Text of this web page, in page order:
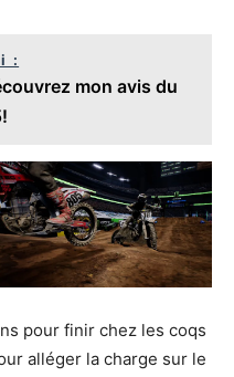
:
mon avis du
pour finir chez les coqs
alléger la charge sur le